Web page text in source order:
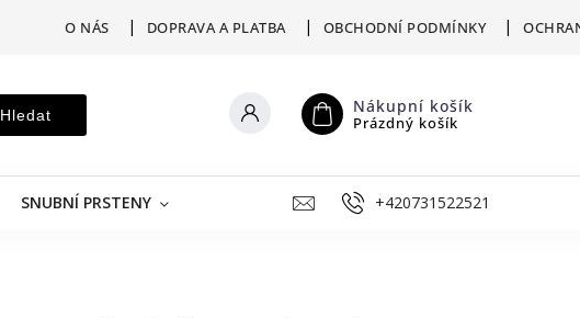
O NÁS DOPRAVA A PLATBA OBCHODNÍ PODMÍNKY
Hledat Nákupní košík
Prázdný košík
SNUBNÍ PRSTENY ŠPERKY K RYTÍ VÝKUP ZLATNICKÁ
+420731522521